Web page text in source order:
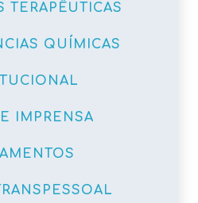
TERAPÊUTICAS
QUÍMICAS
IMPRENSA